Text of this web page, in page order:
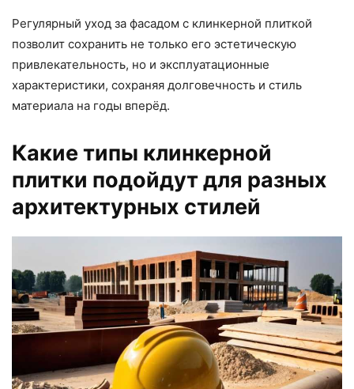
Регулярный уход за фасадом с клинкерной плиткой
позволит сохранить не только его эстетическую
привлекательность, но и эксплуатационные
характеристики, сохраняя долговечность и стиль
материала на годы вперёд.
Какие типы клинкерной
плитки подойдут для разных
архитектурных стилей